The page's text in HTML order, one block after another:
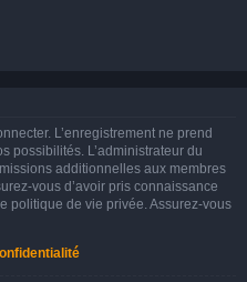
L’enregistrement ne prend
possibilités. L’administrateur du
additionnelles aux membres
vous d’avoir pris connaissance
politique de vie privée. Assurez-vous